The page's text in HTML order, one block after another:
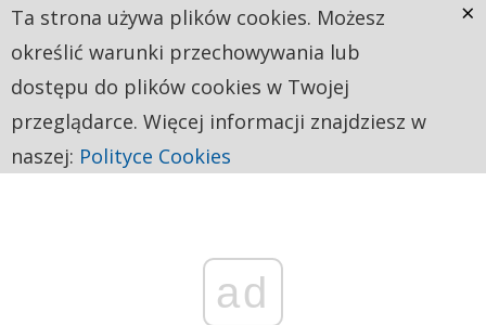
ad
Ta strona używa plików cookies. Możesz
określić warunki przechowywania lub
dostępu do plików cookies w Twojej
przeglądarce. Więcej informacji znajdziesz w
naszej: Polityce Cookies
×